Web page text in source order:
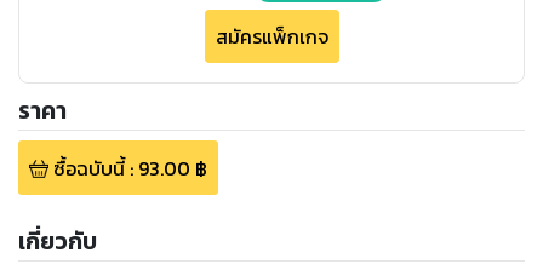
สมัครแพ็กเกจ
ราคา
ซื้อฉบับนี้: 93.00 ฿
เกี่ยวกับ